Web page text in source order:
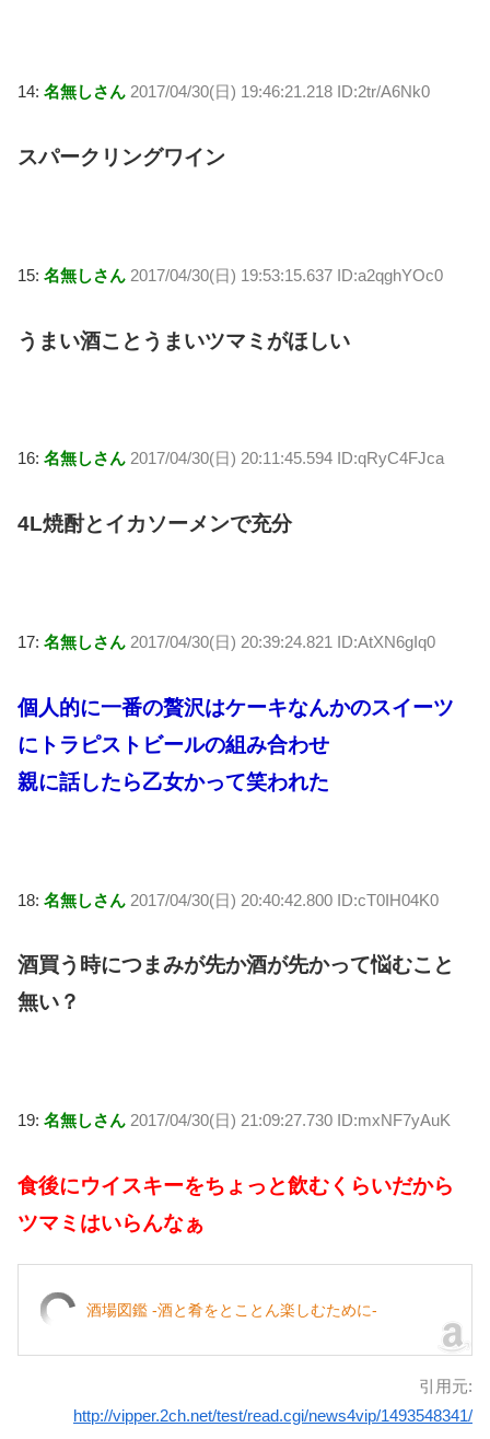
14: 名無しさん 2017/04/30(日) 19:46:21.218 ID:2tr/A6Nk0
スパークリングワイン
15: 名無しさん 2017/04/30(日) 19:53:15.637 ID:a2qghYOc0
うまい酒ことうまいツマミがほしい
16: 名無しさん 2017/04/30(日) 20:11:45.594 ID:qRyC4FJca
4L焼酎とイカソーメンで充分
17: 名無しさん 2017/04/30(日) 20:39:24.821 ID:AtXN6gIq0
個人的に一番の贅沢はケーキなんかのスイーツ
にトラピストビールの組み合わせ
親に話したら乙女かって笑われた
18: 名無しさん 2017/04/30(日) 20:40:42.800 ID:cT0IH04K0
酒買う時につまみが先か酒が先かって悩むこと
無い？
19: 名無しさん 2017/04/30(日) 21:09:27.730 ID:mxNF7yAuK
食後にウイスキーをちょっと飲むくらいだから
ツマミはいらんなぁ
酒場図鑑 -酒と肴をとことん楽しむために-
引用元:
http://vipper.2ch.net/test/read.cgi/news4vip/1493548341/